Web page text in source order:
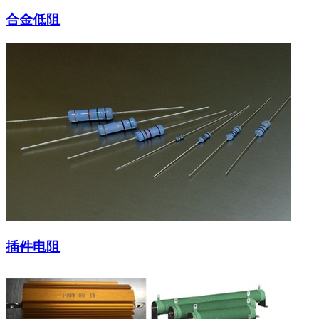
合金低阻
插件电阻